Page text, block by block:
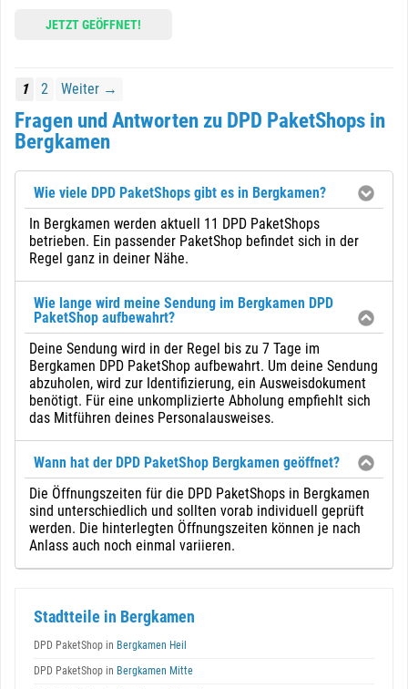
JETZT GEÖFFNET!
1 2 Weiter →
Fragen und Antworten zu DPD PaketShops in
Bergkamen
Wie viele DPD PaketShops gibt es in Bergkamen?
In Bergkamen werden aktuell 11 DPD PaketShops
betrieben. Ein passender PaketShop befindet sich in der
Regel ganz in deiner Nähe.
Wie lange wird meine Sendung im Bergkamen DPD
PaketShop aufbewahrt?
Deine Sendung wird in der Regel bis zu 7 Tage im
Bergkamen DPD PaketShop aufbewahrt. Um deine Sendung
abzuholen, wird zur Identifizierung, ein Ausweisdokument
benötigt. Für eine unkomplizierte Abholung empfiehlt sich
das Mitführen deines Personalausweises.
Wann hat der DPD PaketShop Bergkamen geöffnet?
Die Öffnungszeiten für die DPD PaketShops in Bergkamen
sind unterschiedlich und sollten vorab individuell geprüft
werden. Die hinterlegten Öffnungszeiten können je nach
Anlass auch noch einmal variieren.
Stadtteile in Bergkamen
DPD PaketShop in Bergkamen Heil
DPD PaketShop in Bergkamen Mitte